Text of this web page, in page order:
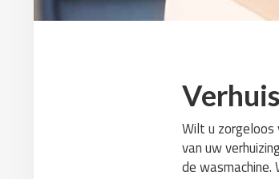
Wilt u zorgeloos
van uw
de wasmachine.